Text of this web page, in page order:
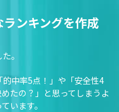
ランキングを作成
。
中率5点！」や「安全性4
たの？」と思ってしまうよ
います。